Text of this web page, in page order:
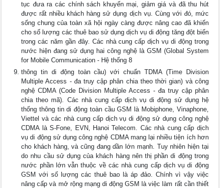
tục đưa ra các chính sách khuyến mại, giảm giá và đã thu hút
được rất nhiều khách hàng sử dụng dịch vụ. Cùng với đó, mức
sống chung của toàn xã hội ngày càng được nâng cao đã khiến
cho số lượng các thuê bao sử dụng dịch vụ di động tăng đột biến
trong các năm gần đây. Các nhà cung cấp dịch vụ di động trong
nước hiện đang sử dụng hai công nghệ là GSM (Global System
for Mobile Communication - Hệ thống 8
thông tin di động toàn cầu) với chuẩn TDMA (Time Division
Multiple Access - đa truy cập phân chia theo thời gian) và công
nghệ CDMA (Code Division Multiple Access - đa truy cập phân
chia theo mã). Các nhà cung cấp dịch vụ di động sử dụng hệ
thống thông tin di động toàn cầu GSM là Mobiphone, Vinaphone,
Viettel và các nhà cung cấp dịch vụ di động sử dụng công nghệ
CDMA là S-Fone, EVN, Hanoi Telecom. Các nhà cung cấp dịch
vụ di động sử dụng công nghệ CDMA mang lại nhiều tiện ích hơn
cho khách hàng, và cũng đang dần lớn mạnh. Tuy nhiên hiện tại
do nhu cầu sử dụng của khách hàng nên thị phần di động trong
nước phần lớn vẫn thuộc về các nhà cung cấp dịch vụ di động
GSM với số lượng các thuê bao là áp đảo. Chính vì vậy việc
nâng cấp và mở rộng mạng di động GSM là việc làm rất cần thiết